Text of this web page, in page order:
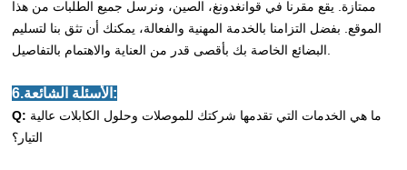
ممتازة. يقع مقرنا في قوانغدونغ، الصين، ونرسل جميع الطلبات من هذا
الموقع. بفضل التزامنا بالخدمة المهنية والفعالة، يمكنك أن تثق بنا لتسليم
6.الأسئلة الشائعة:
Q:
التيار؟